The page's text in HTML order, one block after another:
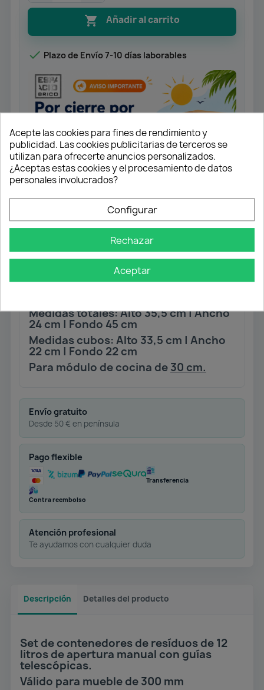
 Añadir al carrito
 Plazo de Envío 7-10 días laborables
Set de 2 contenedores de 12 Litros
para montaje en el interior del
mueble.
La apertura es manual tras abrir la
puerta, mediante guías telescópicas.
Medidas totales: Alto 35,5 cm | Ancho
24 cm | Fondo 45 cm
Medidas cubos: Alto 33,5 cm | Ancho
22 cm | Fondo 22 cm
Para módulo de cocina de 30 cm.
Envío gratuito
Desde 50 € en península
Pago flexible
Transferencia
Contra reembolso
Atención profesional
Te ayudamos con cualquier duda
Descripción Detalles del producto
Set de contenedores de resíduos de 12
litros de apertura manual con guías
telescópicas.
Válido para mueble de 300 mm
Acepte las cookies para fines de rendimiento y
publicidad. Las cookies publicitarias de terceros se
utilizan para ofrecerte anuncios personalizados.
¿Aceptas estas cookies y el procesamiento de datos
personales involucrados?
Configurar
Rechazar
Aceptar